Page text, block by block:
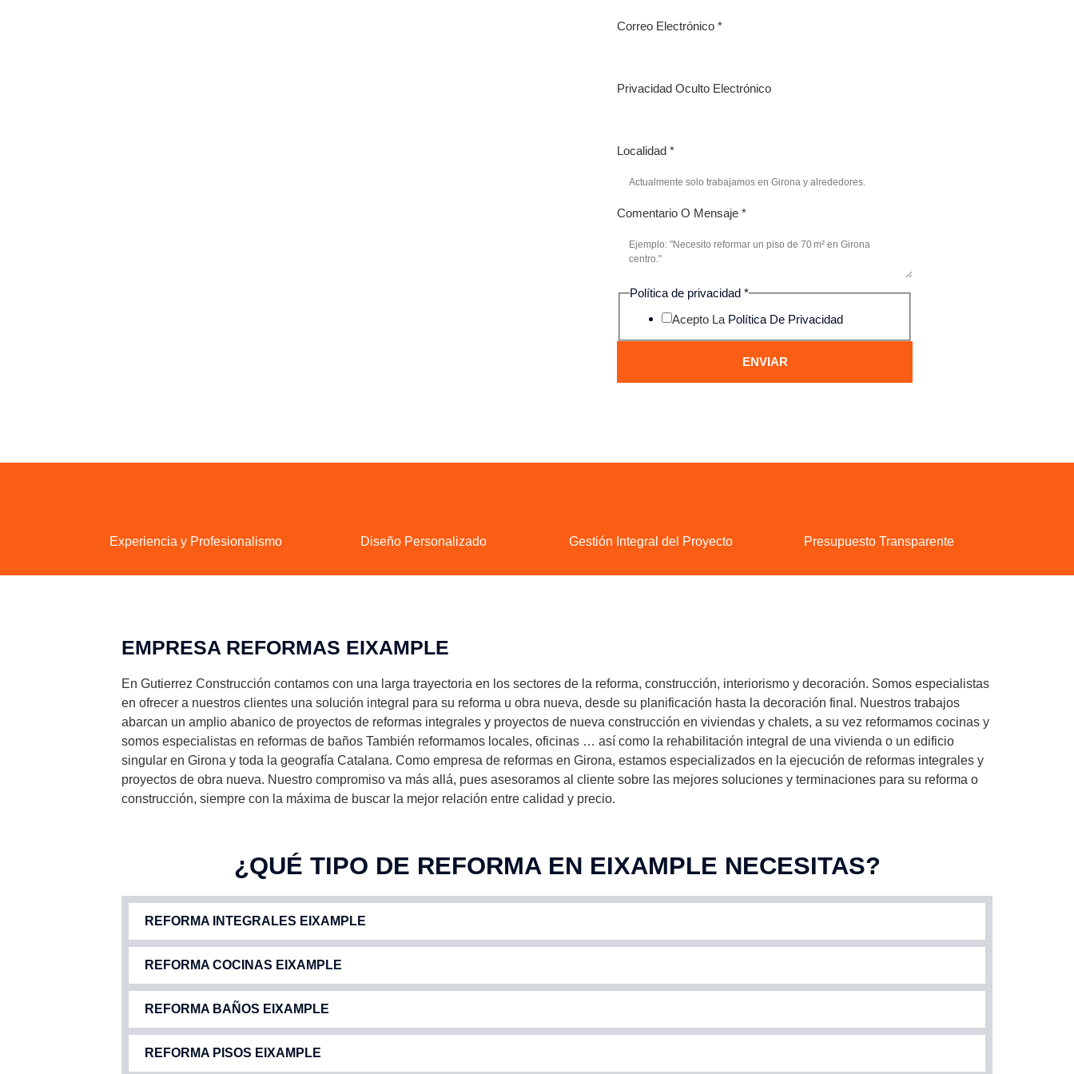
Correo Electrónico *
Privacidad Oculto Electrónico
Localidad *
Comentario O Mensaje *
Política de privacidad *
Acepto La Política De Privacidad
ENVIAR
Experiencia y Profesionalismo Diseño Personalizado Gestión Integral del Proyecto Presupuesto Transparente
EMPRESA REFORMAS EIXAMPLE
En Gutierrez Construcción contamos con una larga trayectoria en los sectores de la reforma, construcción, interiorismo y decoración. Somos especialistas
en ofrecer a nuestros clientes una solución integral para su reforma u obra nueva, desde su planificación hasta la decoración final. Nuestros trabajos
abarcan un amplio abanico de proyectos de reformas integrales y proyectos de nueva construcción en viviendas y chalets, a su vez reformamos cocinas y
somos especialistas en reformas de baños También reformamos locales, oficinas … así como la rehabilitación integral de una vivienda o un edificio
singular en Girona y toda la geografía Catalana. Como empresa de reformas en Girona, estamos especializados en la ejecución de reformas integrales y
proyectos de obra nueva. Nuestro compromiso va más allá, pues asesoramos al cliente sobre las mejores soluciones y terminaciones para su reforma o
construcción, siempre con la máxima de buscar la mejor relación entre calidad y precio.
¿QUÉ TIPO DE REFORMA EN EIXAMPLE NECESITAS?
REFORMA INTEGRALES EIXAMPLE
REFORMA COCINAS EIXAMPLE
REFORMA BAÑOS EIXAMPLE
REFORMA PISOS EIXAMPLE